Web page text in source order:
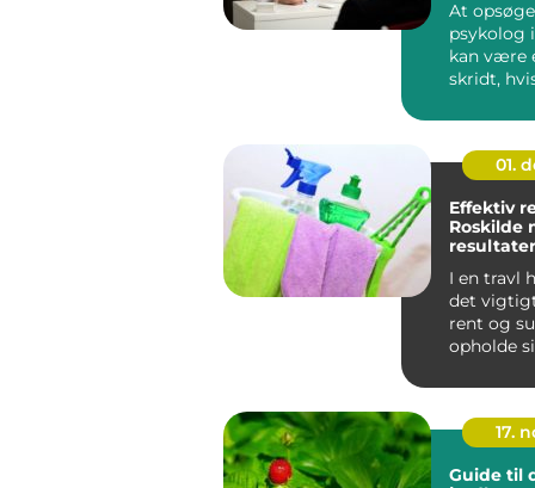
At
psykolog
kan være
skridt,
01.
Effektiv
Roskilde
resultater
I en travl
det
rent og
opholde
17.
Guide til